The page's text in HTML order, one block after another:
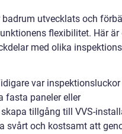
utvecklats och
flexibilitet. Här är
med olika
var inspektionsluckor
fasta paneler eller
tillgång till VVS-
svårt och kostsamt att